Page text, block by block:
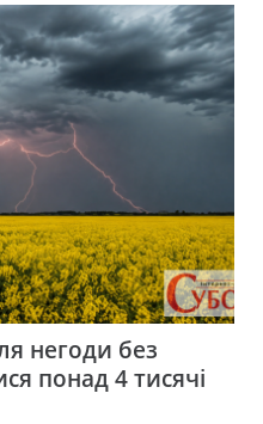
негоди без
понад 4 тисячі